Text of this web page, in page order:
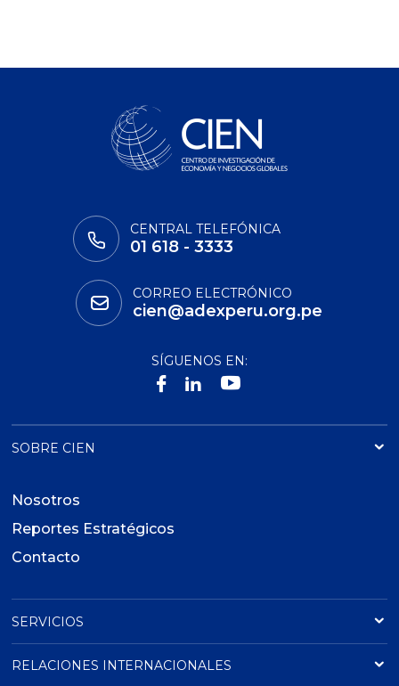
CENTRAL TELEFÓNICA
01 618 - 3333
CORREO ELECTRÓNICO
cien@adexperu.org.pe
SÍGUENOS EN:
SOBRE CIEN
Nosotros
Reportes Estratégicos
Contacto
SERVICIOS
RELACIONES INTERNACIONALES